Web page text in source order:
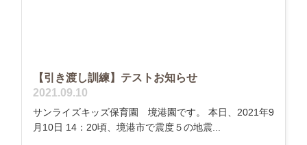
【引き渡し訓練】テストお知らせ
2021.09.10
サンライズキッズ保育園 境港園です。 本日、2021年9
月10日 14：20頃、境港市で震度５の地震...